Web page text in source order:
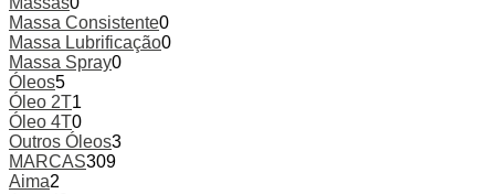
Massa Consistente0
Massa Lubrificação0
Massa Spray0
Óleos5
Óleo 2T1
Óleo 4T0
Outros Óleos3
MARCAS309
Aima2